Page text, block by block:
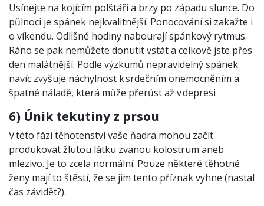
Usínejte na kojícím polštáři a brzy po západu slunce. Do
půlnoci je spánek nejkvalitnější. Ponocování si zakažte i
o víkendu. Odlišné hodiny nabourají spánkový rytmus.
Ráno se pak nemůžete donutit vstát a celkově jste přes
den malátnější. Podle výzkumů nepravidelný spánek
navíc zvyšuje náchylnost k srdečním onemocněním a
špatné náladě, která může přerůst až v depresi
6) Únik tekutiny z prsou
V této fázi těhotenství vaše ňadra mohou začít
produkovat žlutou látku zvanou kolostrum aneb
mlezivo. Je to zcela normální. Pouze některé těhotné
ženy mají to štěstí, že se jim tento příznak vyhne (nastal
čas závidět?).